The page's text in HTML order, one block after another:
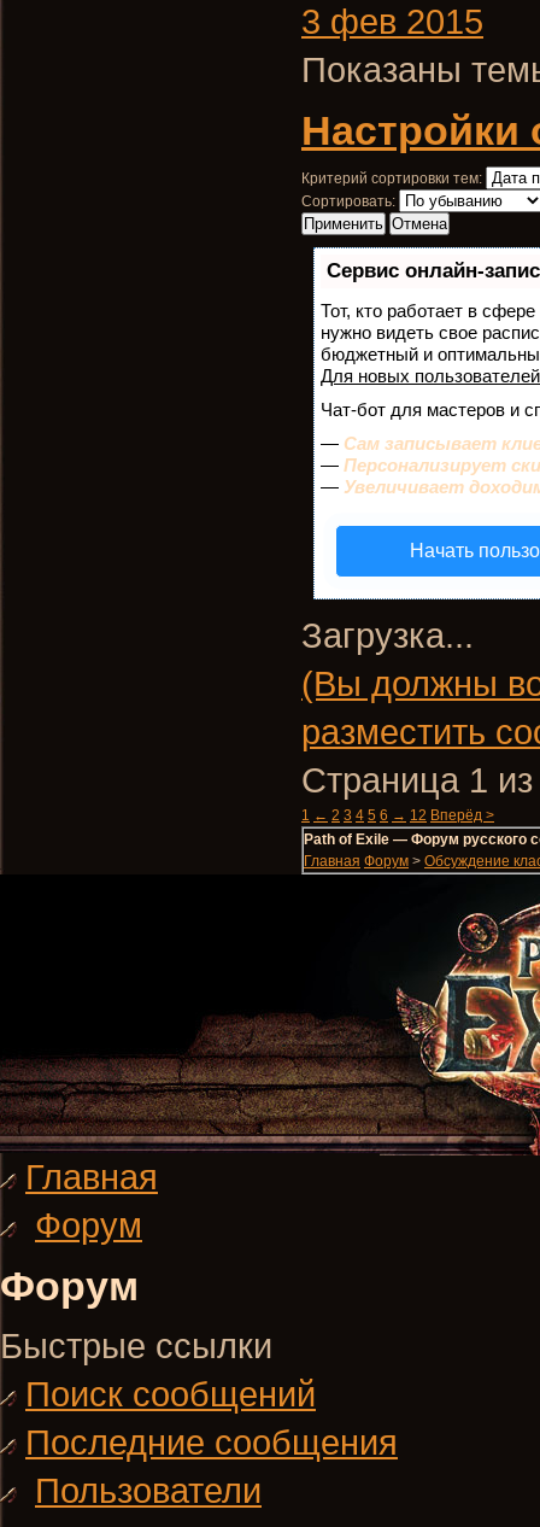
3 фев 2015
Показаны
Настройки
Критерий сортировки тем:
Сортировать:
Сервис онлайн-
Тот, кто работает в
нужно видеть свое
бюджетный и
Для новых
Чат-бот для мастеров и
— Сам записывает
— Персонализирует
— Увеличивает
Начать
Загрузка...
(Вы должны
разместить
Страница 1
1 ← 2 3 4 5 6 → 12 Вперёд >
Path of Exile — Форум русского
Главная Форум > Обсуждение
Главная
Форум
Форум
Быстрые ссылки
Поиск сообщений
Последние сообщения
Пользователи